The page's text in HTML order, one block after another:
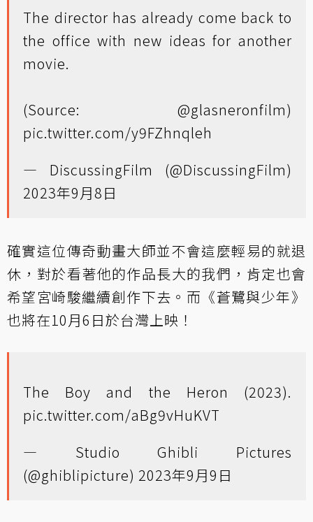
The director has already come back to
the office with new ideas for another
movie.
(Source: @glasneronfilm)
pic.twitter.com/y9FZhnqleh
— DiscussingFilm (@DiscussingFilm)
2023年9月8日
確實這位傳奇動畫大師並不會這麼輕易的就退
休，對於看著他的作品長大的我們，肯定也會
希望宮崎駿繼續創作下去。而《蒼鷺與少年 》
也將在10月6日於台灣上映！
The Boy and the Heron (2023).
pic.twitter.com/aBg9vHuKVT
— Studio Ghibli Pictures
(@ghiblipicture) 2023年9月9日